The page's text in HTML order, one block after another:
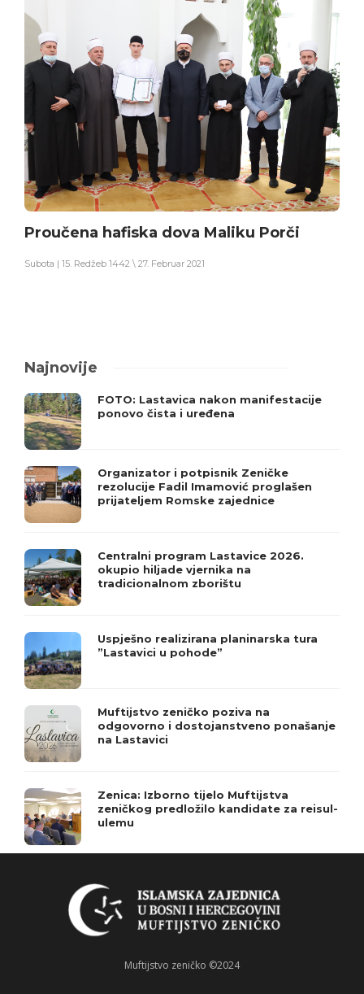
Proučena hafiska dova Maliku Porči
Subota | 15. Redžeb 1442 \ 27. Februar 2021
Najnovije
FOTO: Lastavica nakon manifestacije
ponovo čista i uređena
Organizator i potpisnik Zeničke
rezolucije Fadil Imamović proglašen
prijateljem Romske zajednice
Centralni program Lastavice 2026.
okupio hiljade vjernika na
tradicionalnom zborištu
Uspješno realizirana planinarska tura
”Lastavici u pohode”
Muftijstvo zeničko poziva na
odgovorno i dostojanstveno ponašanje
na Lastavici
Zenica: Izborno tijelo Muftijstva
zeničkog predložilo kandidate za reisul-
ulemu
Muftijstvo zeničko ©2024